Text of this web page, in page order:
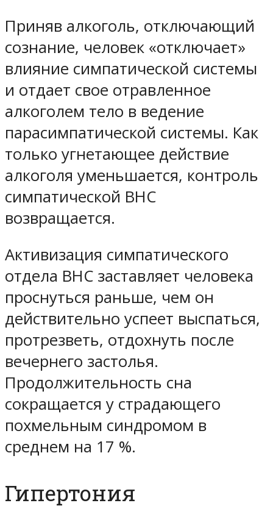
Приняв алкоголь, отключающий
сознание, человек «отключает»
влияние симпатической системы
и отдает свое отравленное
алкоголем тело в ведение
парасимпатической системы. Как
только угнетающее действие
алкоголя уменьшается, контроль
симпатической ВНС
возвращается.
Активизация симпатического
отдела ВНС заставляет человека
проснуться раньше, чем он
действительно успеет выспаться,
протрезветь, отдохнуть после
вечернего застолья.
Продолжительность сна
сокращается у страдающего
похмельным синдромом в
среднем на 17 %.
Гипертония